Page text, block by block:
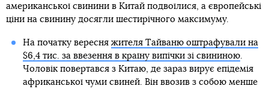
американської свинини в Китай подвоїлися, а європейські
ціни на свинину досягли шестирічного максимуму.
На початку вересня жителя Тайваню оштрафували на
$6,4 тис. за ввезення в країну випічки зі свининою.
Чоловік повертався з Китаю, де зараз вирує епідемія
африканської чуми свиней. Він ввозив з собою менше